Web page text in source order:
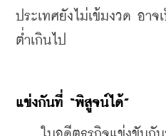
ประเทศยังไม่เข้มงวด อาจ
ต่ำเกินไป
แข่งกันที่ “พิสูจน์ได้”